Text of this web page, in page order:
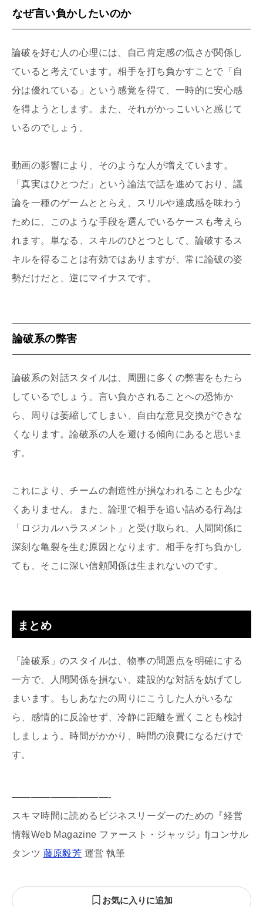
なぜ言い負かしたいのか
論破を好む人の心理には、自己肯定感の低さが関係し
ていると考えています。相手を打ち負かすことで「自
分は優れている」という感覚を得て、一時的に安心感
を得ようとします。また、それがかっこいいと感じて
いるのでしょう。
動画の影響により、そのような人が増えています。
「真実はひとつだ」という論法で話を進めており、議
論を一種のゲームととらえ、スリルや達成感を味わう
ために、このような手段を選んでいるケースも考えら
れます。単なる、スキルのひとつとして、論破するス
キルを得ることは有効ではありますが、常に論破の姿
勢だけだと、逆にマイナスです。
論破系の弊害
論破系の対話スタイルは、周囲に多くの弊害をもたら
しているでしょう。言い負かされることへの恐怖か
ら、周りは萎縮してしまい、自由な意見交換ができな
くなります。論破系の人を避ける傾向にあると思いま
す。
これにより、チームの創造性が損なわれることも少な
くありません。また、論理で相手を追い詰める行為は
「ロジカルハラスメント」と受け取られ、人間関係に
深刻な亀裂を生む原因となります。相手を打ち負かし
ても、そこに深い信頼関係は生まれないのです。
まとめ
「論破系」のスタイルは、物事の問題点を明確にする
一方で、人間関係を損ない、建設的な対話を妨げてし
まいます。もしあなたの周りにこうした人がいるな
ら、感情的に反論せず、冷静に距離を置くことも検討
しましょう。時間がかかり、時間の浪費になるだけで
す。
——————————-
スキマ時間に読めるビジネスリーダーのための『経営
情報Web Magazine ファースト・ジャッジ』fjコンサル
タンツ 藤原毅芳 運営 執筆
お気に入りに追加